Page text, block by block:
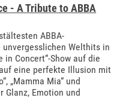
- A Tribute to ABBA
ABBA-
Welthits in
Concert“-Show auf die
eine perfekte Illusion mit
„Mamma Mia“ und
Glanz, Emotion und